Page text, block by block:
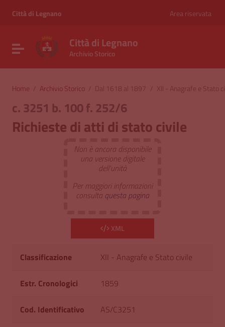
Vai al menu di navigazione
Città di Legnano Area riservata
Attiva / disattiva la navigazione
Città di Legnano
Archivio Storico
Home / Archivio Storico / Dal 1618 al 1897 / XII - Anagrafe e Stato
c. 3251 b. 100 f. 252/6
Richieste di atti di stato civile
Non è ancora disponibile
una versione digitale
dell'unità
Per maggiori informazioni
consulta questa pagina
XML
Classificazione XII - Anagrafe e Stato civile
Estr. Cronologici 1859
Cod. Identificativo AS/C3251